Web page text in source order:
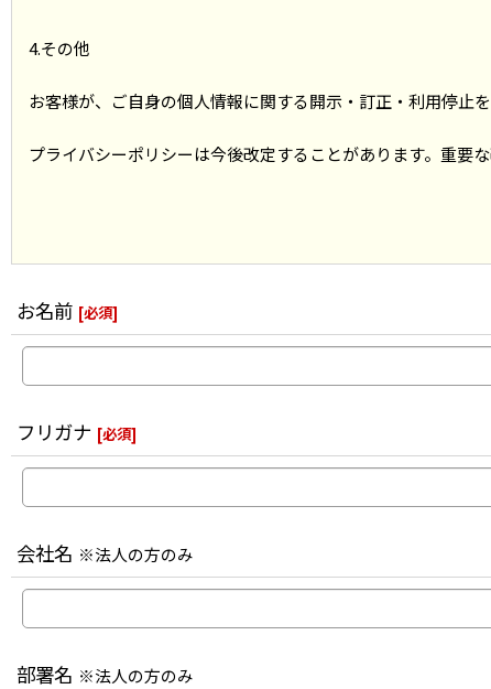
4.その他
お客様が、ご自身の個人情報に関する開示・訂正・利用停止
プライバシーポリシーは今後改定することがあります。重要
お名前 [必須]
フリガナ [必須]
会社名 ※法人の方のみ
部署名 ※法人の方のみ